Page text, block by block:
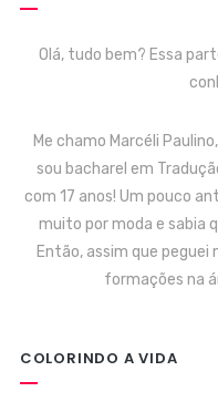
Olá, tudo bem? Essa
Me chamo Marcéli
sou bacharel em
com 17 anos! Um pouco
muito por moda e sabia
Então, assim que peguei
formações na
COLORINDO A VIDA